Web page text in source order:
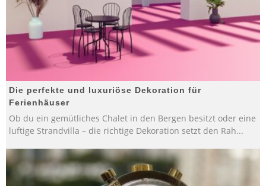
Die perfekte und luxuriöse Dekoration für
Ferienhäuser
Ob du ein gemütliches Chalet in den Bergen besitzt oder eine
luftige Strandvilla – die richtige Dekoration setzt den Rah...